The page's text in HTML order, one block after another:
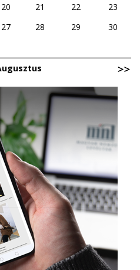
20 21 22
23
27 28 29
30